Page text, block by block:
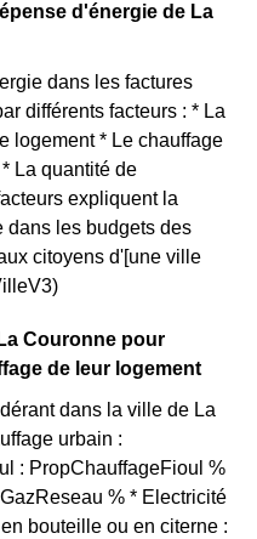
d'énergie de La
dans les factures
différents facteurs : * La
logement * Le chauffage
La quantité de
expliquent la
dans les budgets des
citoyens d'[une ville
Couronne pour
de leur logement
dans la ville de La
urbain :
: PropChauffageFioul %
% * Electricité
bouteille ou en citerne :